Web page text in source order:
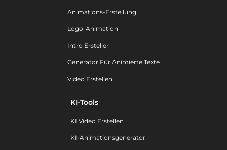
Animations-Erstellung
Logo-Animation
Intro Ersteller
Generator Für Animierte Texte
Video Erstellen
KI-Tools
KI Video Erstellen
KI-Animationsgenerator